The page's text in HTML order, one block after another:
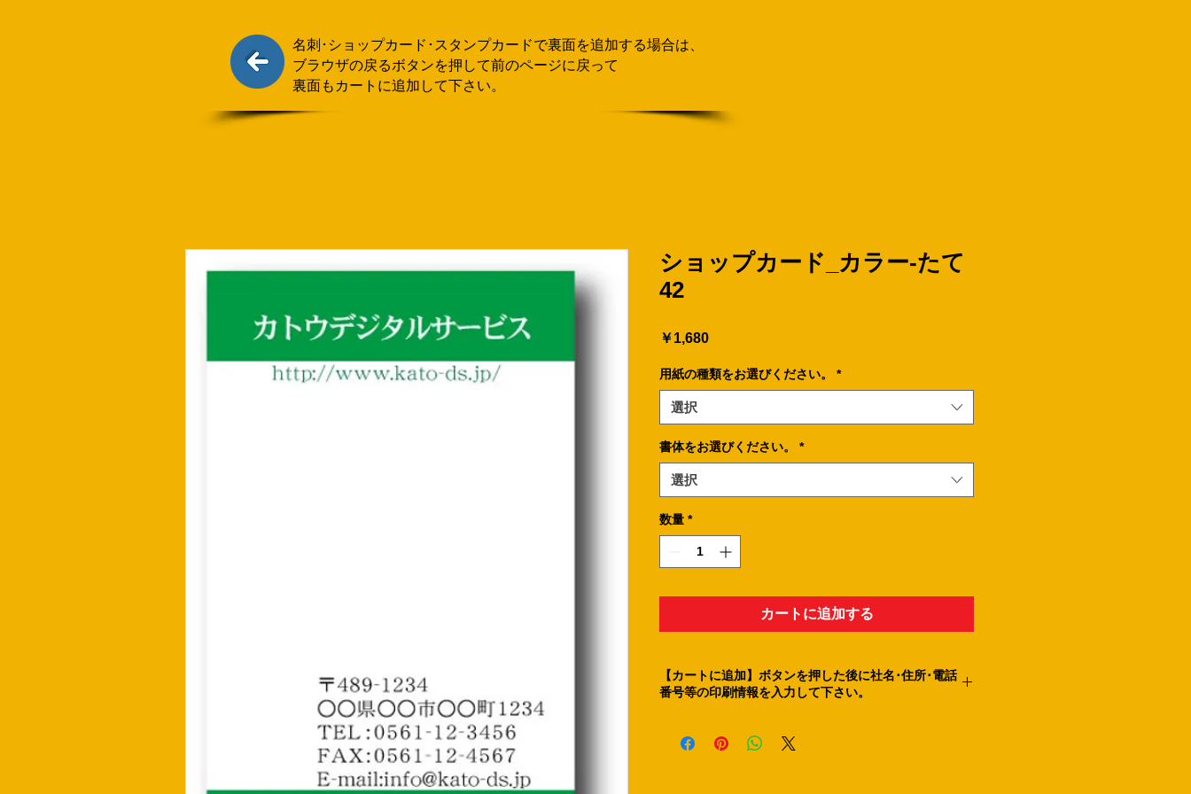
名刺･ショップカード･スタンプカードで​裏面を追加する場合は、
ブラウザの戻るボタンを押して前のページに戻って
裏面もカートに追加して下さい。
ショップカード_カラー-たて
42
￥1,680価
用紙の種類をお選びください。 *
選択
書体をお選びください。 *
選択
数量 *
カートに追加する
【カートに追加】ボタンを押した後に社名･住所･電話
番号等の印刷情報を入力して下さい。